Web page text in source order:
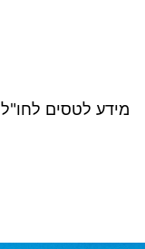
מידע לטסים לחו"ל